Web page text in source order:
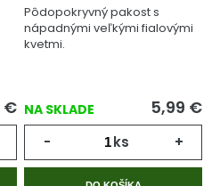
€
Pôdopokryvný pakost s
nápadnými veľkými fialovými
kvetmi.
NA SKLADE 5,99 €
- ks +